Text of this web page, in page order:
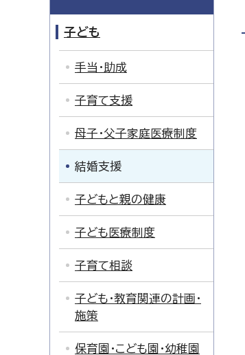
子ども
手当・助成
子育て支援
母子・父子家庭医療制度
結婚支援
子どもと親の健康
子ども医療制度
子育て相談
子ども・教育関連の計画・
施策
保育園・こども園・幼稚園